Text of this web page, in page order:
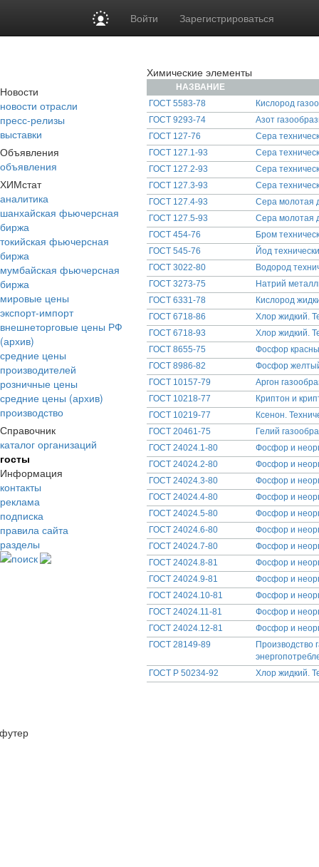
Войти Зарегистрироваться
Новости
новости отрасли
пресс-релизы
выставки
Объявления
объявления
ХИМстат
аналитика
шанхайская фьючерсная
биржа
токийская фьючерсная
биржа
мумбайская фьючерсная
биржа
мировые цены
экспорт-импорт
внешнеторговые цены РФ
(архив)
средние цены
производителей
розничные цены
средние цены (архив)
производство
Справочник
каталог организаций
госты
Информация
контакты
реклама
подписка
правила сайта
разделы
поиск
Химические элементы
НАЗВАНИЕ
ГОСТ 5583-78
Кислород
ГОСТ 9293-74
Азот
ГОСТ 127-76
Сера
ГОСТ 127.1-93
Сера
ГОСТ 127.2-93
Сера
ГОСТ 127.3-93
Сера
ГОСТ 127.4-93
Сера молотая
ГОСТ 127.5-93
Сера молотая
ГОСТ 454-76
Бром
ГОСТ 545-76
Йод
ГОСТ 3022-80
Водород
ГОСТ 3273-75
Натрий
ГОСТ 6331-78
Кислород
ГОСТ 6718-86
Хлор жидкий.
ГОСТ 6718-93
Хлор жидкий.
ГОСТ 8655-75
Фосфор
ГОСТ 8986-82
Фосфор желтый
ГОСТ 10157-79
Аргон
ГОСТ 10218-77
Криптон и
ГОСТ 10219-77
Ксенон.
ГОСТ 20461-75
Гелий
ГОСТ 24024.1-80
Фосфор и
ГОСТ 24024.2-80
Фосфор и
ГОСТ 24024.3-80
Фосфор и
ГОСТ 24024.4-80
Фосфор и
ГОСТ 24024.5-80
Фосфор и
ГОСТ 24024.6-80
Фосфор и
ГОСТ 24024.7-80
Фосфор и
ГОСТ 24024.8-81
Фосфор и
ГОСТ 24024.9-81
Фосфор и
ГОСТ 24024.10-81
Фосфор и
ГОСТ 24024.11-81
Фосфор и
ГОСТ 24024.12-81
Фосфор и
ГОСТ 28149-89
Производство
ГОСТ Р 50234-92
Хлор жидкий.
футер